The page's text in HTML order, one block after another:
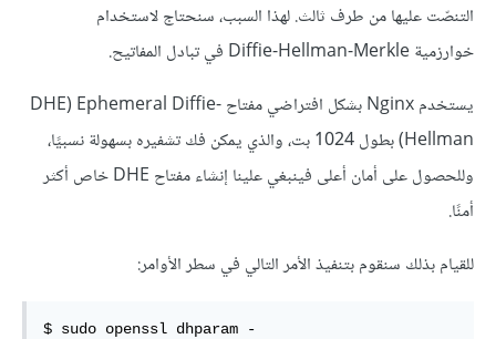
التنصّت عليها من طرف ثالث. لهذا السبب، سنحتاج لاستخدام
خوارزمية Diffie-Hellman-Merkle في تبادل المفاتيح.
يستخدم Nginx بشكل افتراضي مفتاح DHE) Ephemeral Diffie-
Hellman) بطول 1024 بت، والذي يمكن فك تشفيره بسهولة نسبيًا،
وللحصول على أمان أعلى فينبغي علينا إنشاء مفتاح DHE خاص أكثر
أمنًا.
للقيام بذلك سنقوم بتنفيذ الأمر التالي في سطر الأوامر:
$ sudo openssl dhparam -